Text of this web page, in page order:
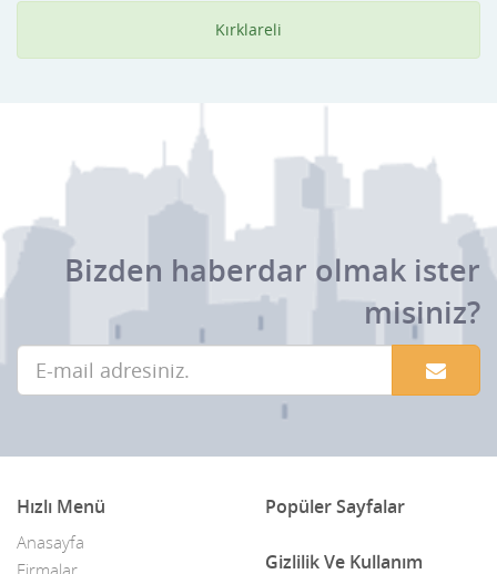
Kırklareli
Bizden haberdar olmak ister
misiniz?
Hızlı Menü
Anasayfa
Popüler Sayfalar
Gizlilik Ve Kullanım